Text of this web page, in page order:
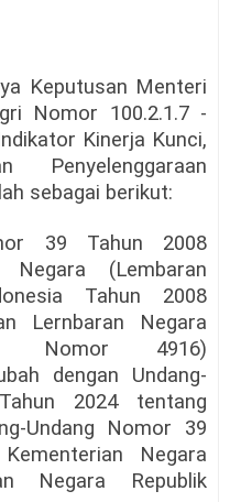
Keputusan Menteri
Nomor 100.2.1.7 -
Kinerja Kunci,
sebagai berikut:
39 Tahun 2008
Negara (Lembaran
Tahun 2008
Lernbaran Negara
Nomor 4916)
dengan Undang-
2024 tentang
Undang Nomor 39
Negara
Negara Republik